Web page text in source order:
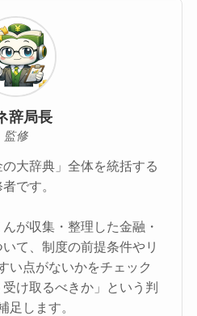
辞局長
監修
大辞典」全体を統括する
です。
が収集・整理した金融・
て、制度の前提条件やリ
い点がないかをチェック
け取るべきか」という判
足します。